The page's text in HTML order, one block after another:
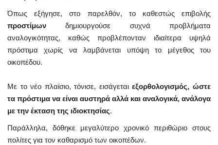
Όπως εξήγησε, στο παρελθόν, το καθεστώς επιβολής
προστίμων δημιουργούσε συχνά προβλήματα
αναλογικότητας, καθώς προβλέπονταν ιδιαίτερα υψηλά
πρόστιμα χωρίς να λαμβάνεται υπόψη το μέγεθος του
οικοπέδου.
Με το νέο πλαίσιο, τόνισε, εισάγεταιεξορθολογισμός, ώστε
τα πρόστιμα να είναι αυστηρά αλλά και αναλογικά, ανάλογα
με την έκταση της ιδιοκτησίας.
Παράλληλα, δόθηκε μεγαλύτερο χρονικό περιθώριο στους
πολίτες για τον καθαρισμό των οικοπέδων.